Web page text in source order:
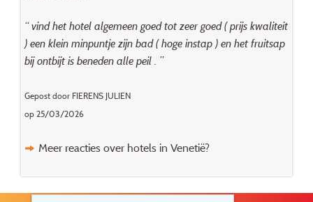
“ vind het hotel algemeen goed tot zeer goed ( prijs kwaliteit
) een klein minpuntje zijn bad ( hoge instap ) en het fruitsap
bij ontbijt is beneden alle peil . ”
Gepost door FIERENS JULIEN
op 25/03/2026
Meer reacties over hotels in Venetië?